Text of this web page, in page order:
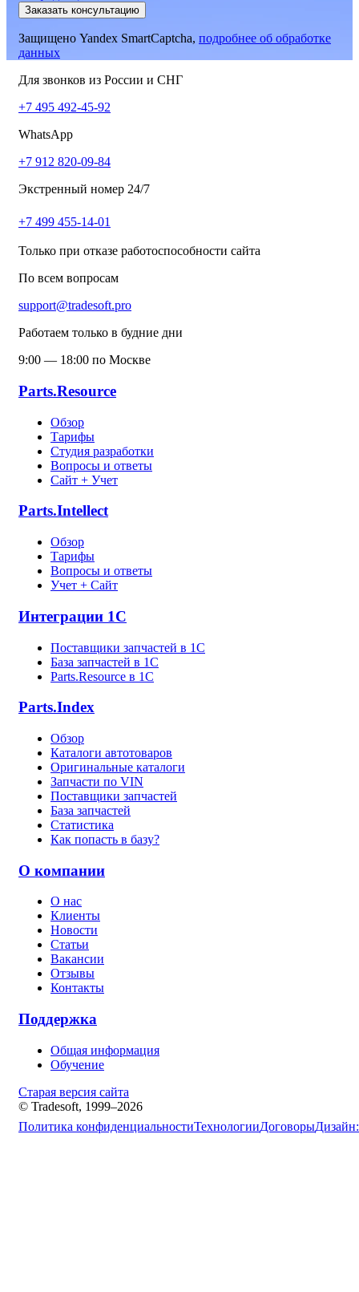
Заказать консультацию
Защищено Yandex SmartCaptcha, подробнее об обработке
данных
Для звонков из России и СНГ
+7 495 492-45-92
WhatsApp
+7 912 820-09-84
Экстренный номер 24/7
+7 499 455-14-01
Только при отказе работоспособности сайта
По всем вопросам
support@tradesoft.pro
Работаем только в будние дни
9:00 — 18:00 по Москве
Parts.Resource
Обзор
Тарифы
Студия разработки
Вопросы и ответы
Сайт + Учет
Parts.Intellect
Обзор
Тарифы
Вопросы и ответы
Учет + Сайт
Интеграции 1С
Поставщики запчастей в 1C
База запчастей в 1С
Parts.Resource в 1C
Parts.Index
Обзор
Каталоги автотоваров
Оригинальные каталоги
Запчасти по VIN
Поставщики запчастей
База запчастей
Статистика
Как попасть в базу?
О компании
О нас
Клиенты
Новости
Статьи
Вакансии
Отзывы
Контакты
Поддержка
Общая информация
Обучение
Старая версия сайта
© Tradesoft, 1999–2026
Политика конфиденциальностиТехнологииДоговорыДизайн: